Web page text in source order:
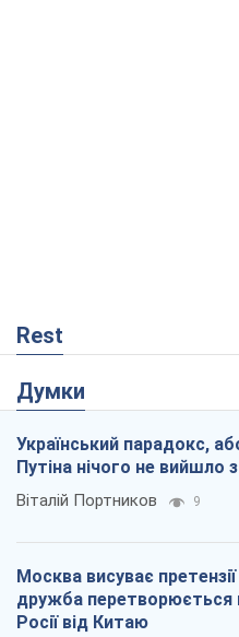
Rest
Думки
Український парадокс,
Путіна нічого не вийшло
Віталій Портников 9
Москва висуває претензії
дружба перетворюється
Росії від Китаю